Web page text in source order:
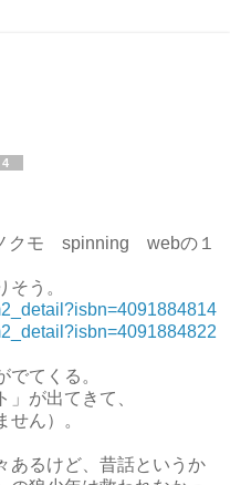
クモ spinning webの１
う。
てくる。
が出てきて、
せん）。
あるけど、昔話というか